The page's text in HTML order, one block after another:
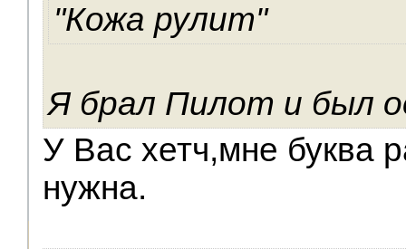
"Кожа рулит"
Я брал Пилот и был
У Вас хетч,мне буква
нужна.